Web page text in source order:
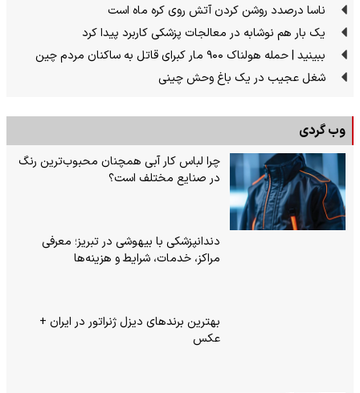
ناسا درصدد روشن کردن آتش روی کره ماه است
یک بار هم نوشابه در معالجات پزشکی کاربرد پیدا کرد
ببینید | حمله هولناک ۹۰۰ مار کبرای قاتل به ساکنان مردم چین
شغل عجیب در یک باغ وحش چینی
وب گردی
چرا لباس کار آبی همچنان محبوب‌ترین رنگ
در صنایع مختلف است؟
دندانپزشکی با بیهوشی در تبریز؛ معرفی
مراکز، خدمات، شرایط و هزینه‌ها
بهترین برندهای دیزل ژنراتور در ایران +
عکس